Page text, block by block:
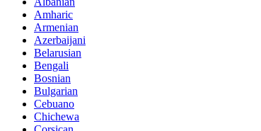
Amharic
Armenian
Azerbaijani
Belarusian
Bengali
Bosnian
Bulgarian
Cebuano
Chichewa